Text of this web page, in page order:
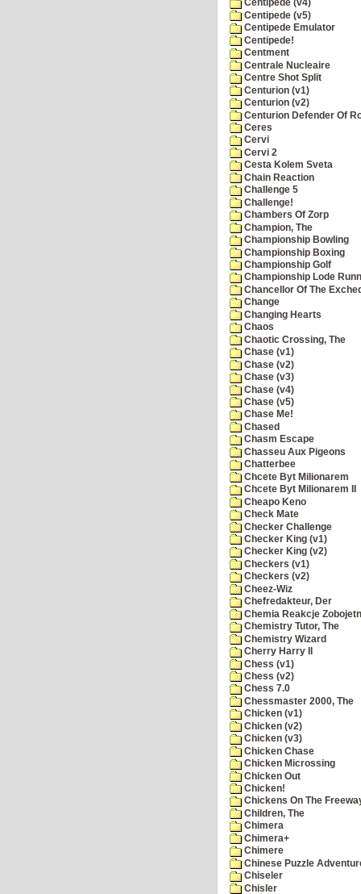
Centipede (v4)
Centipede (v5)
Centipede Emulator
Centipede!
Centment
Centrale Nucleaire
Centre Shot Split
Centurion (v1)
Centurion (v2)
Centurion Defender Of
Ceres
Cervi
Cervi 2
Cesta Kolem Sveta
Chain Reaction
Challenge 5
Challenge!
Chambers Of Zorp
Champion, The
Championship Bowling
Championship Boxing
Championship Golf
Championship Lode
Chancellor Of The
Change
Changing Hearts
Chaos
Chaotic Crossing, The
Chase (v1)
Chase (v2)
Chase (v3)
Chase (v4)
Chase (v5)
Chase Me!
Chased
Chasm Escape
Chasseu Aux Pigeons
Chatterbee
Chcete Byt Milionarem
Chcete Byt Milionarem II
Cheapo Keno
Check Mate
Checker Challenge
Checker King (v1)
Checker King (v2)
Checkers (v1)
Checkers (v2)
Cheez-Wiz
Chefredakteur, Der
Chemia Reakcje
Chemistry Tutor, The
Chemistry Wizard
Cherry Harry II
Chess (v1)
Chess (v2)
Chess 7.0
Chessmaster 2000, The
Chicken (v1)
Chicken (v2)
Chicken (v3)
Chicken Chase
Chicken Microssing
Chicken Out
Chicken!
Chickens On The
Children, The
Chimera
Chimera+
Chimere
Chinese Puzzle
Chiseler
Chisler